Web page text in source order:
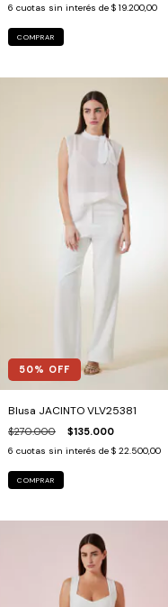
6 cuotas sin interés de $ 19.200,00
COMPRAR
50% OFF
Blusa JACINTO VLV25381
$270.000 $135.000
6 cuotas sin interés de $ 22.500,00
COMPRAR